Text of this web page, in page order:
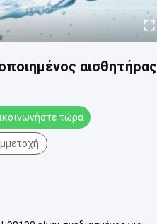
αισθητήρας
τώρα